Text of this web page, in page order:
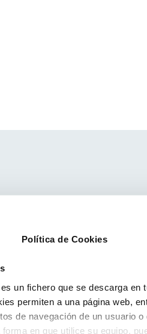
Política de Cookies
un fichero que se descarga en
permiten a una página web,
de navegación de un usuario
en que utilice su equipo,